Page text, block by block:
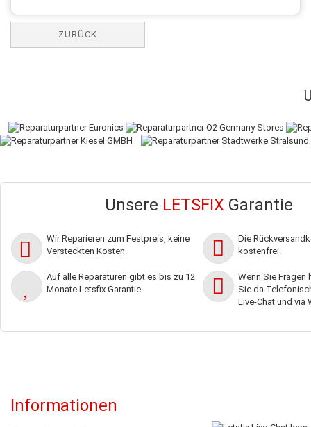
ZURÜCK
Unsere LETSFIX Garantie
Wir Reparieren zum Festpreis, keine
Versteckten Kosten.
Die
kostenfrei.
Auf alle Reparaturen gibt es bis zu 12
Monate Letsfix Garantie.
Wenn Sie Fragen
Sie da
Live-Chat und via
Informationen